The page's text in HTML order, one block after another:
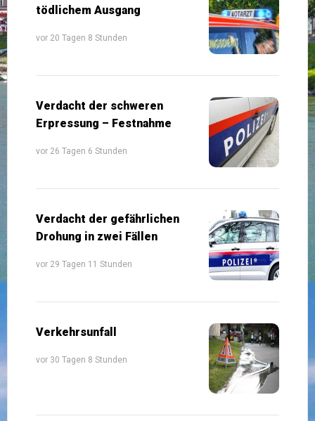
tödlichem Ausgang
vor 20 Tagen 8 Stunden
Verdacht der schweren
Erpressung – Festnahme
vor 26 Tagen 6 Stunden
Verdacht der gefährlichen
Drohung in zwei Fällen
vor 29 Tagen 11 Stunden
Verkehrsunfall
vor 30 Tagen 8 Stunden